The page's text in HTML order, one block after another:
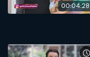
00:04:28